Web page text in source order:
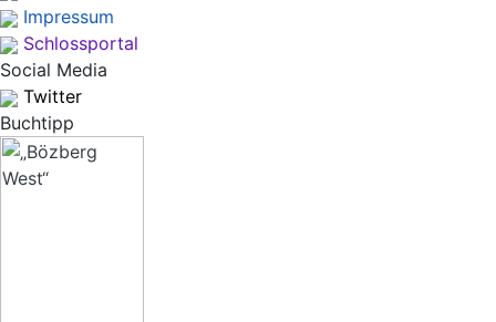
Impressum
Schlossportal
Social Media
Twitter
Buchtipp